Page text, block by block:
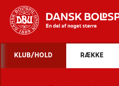
KLUB/HOLD RÆKKE